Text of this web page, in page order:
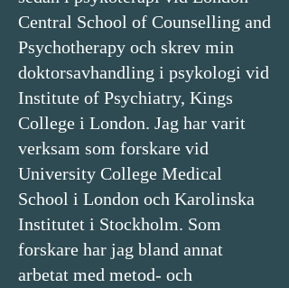
Central School of Counselling and
Psychotherapy och skrev min
doktorsavhandling i psykologi vid
Institute of Psychiatry, Kings
College i London. Jag har varit
verksam som forskare vid
University College Medical
School i London och Karolinska
Institutet i Stockholm. Som
forskare har jag bland annat
arbetat med metod- och